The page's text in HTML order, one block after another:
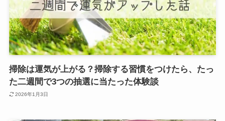
掃除は運気が上がる？掃除する習慣をつけたら、たっ
た二週間で3つの抽選に当たった体験談
2026年1月3日